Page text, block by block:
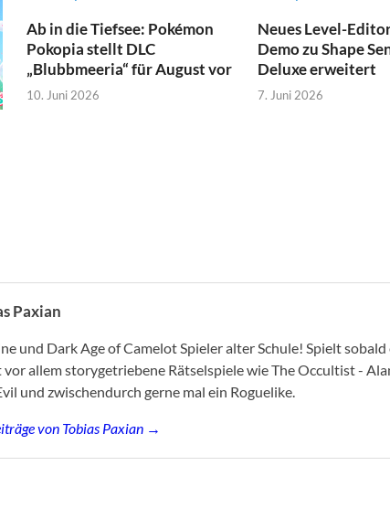
Ab in die Tiefsee: Pokémon
Pokopia stellt DLC
„Blubbmeeria“ für August vor
10. Juni 2026
Neues Level-
Demo zu Shape
Deluxe erweitert
7. Juni 2026
Paxian
und Dark Age of Camelot Spieler alter Schule! Spielt sobald
allem storygetriebene Rätselspiele wie The Occultist -
und zwischendurch gerne mal ein Roguelike.
von Tobias Paxian →